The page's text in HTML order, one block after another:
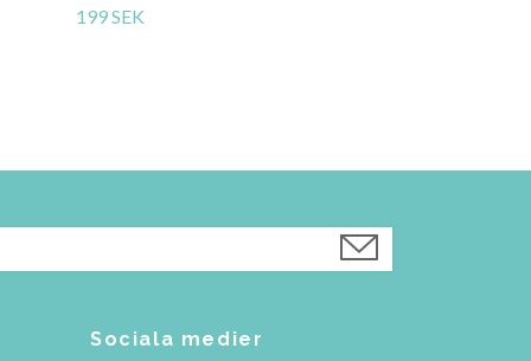
199 SEK
Sociala medier